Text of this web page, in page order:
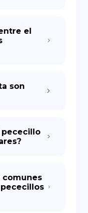
el
son
pececillo
comunes